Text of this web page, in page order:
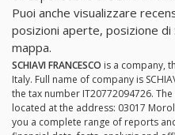
Puoi anche visualizzare
posizioni aperte, posizione di
mappa.
SCHIAVI FRANCESCO is a company,
Italy. Full name of company is
the tax number IT20772094726. The
located at the address: 03017
you a complete range of reports